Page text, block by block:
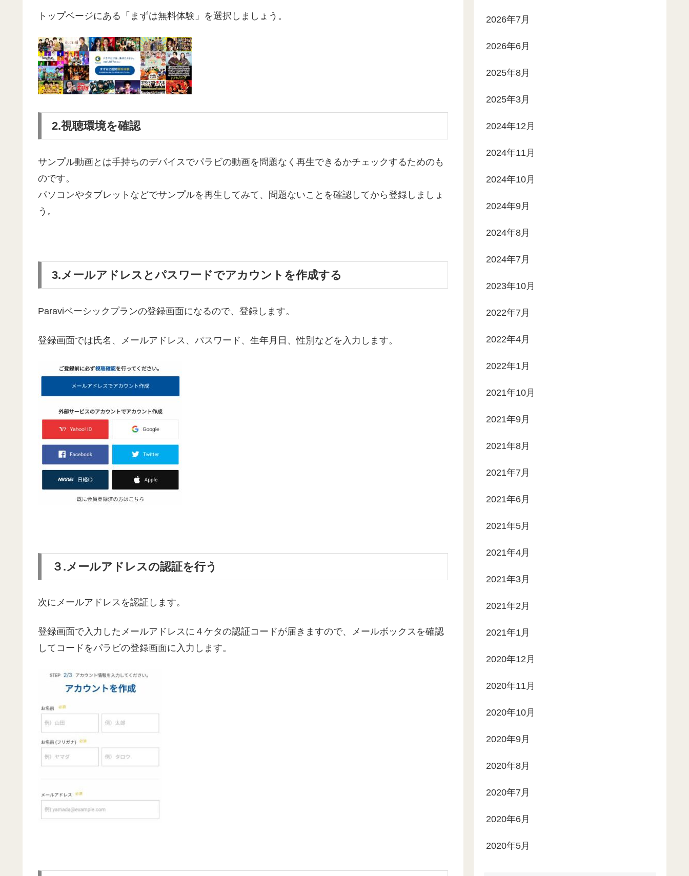
トップベージにある「まずは無料体験」を選択しましょう。
2.視聴環境を確認
サンプル動画とは手持ちのデバイスでパラビの動画を問題なく再生できるかチェックするためのも
のです。
パソコンやタブレットなどでサンプルを再生してみて、問題ないことを確認してから登録しましょ
う。
3.メールアドレスとパスワードでアカウントを作成する
Paraviベーシックプランの登録画面になるので、登録します。
登録画面では氏名、メールアドレス、パスワード、生年月日、性別などを入力します。
３.メールアドレスの認証を行う
次にメールアドレスを認証します。
登録画面で入力したメールアドレスに４ケタの認証コードが届きますので、メールボックスを確認
してコードをパラビの登録画面に入力します。
2026年7月
2026年6月
2025年8月
2025年3月
2024年12月
2024年11月
2024年10月
2024年9月
2024年8月
2024年7月
2023年10月
2022年7月
2022年4月
2022年1月
2021年10月
2021年9月
2021年8月
2021年7月
2021年6月
2021年5月
2021年4月
2021年3月
2021年2月
2021年1月
2020年12月
2020年11月
2020年10月
2020年9月
2020年8月
2020年7月
2020年6月
2020年5月